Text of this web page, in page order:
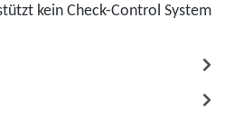
kein Check-Control System